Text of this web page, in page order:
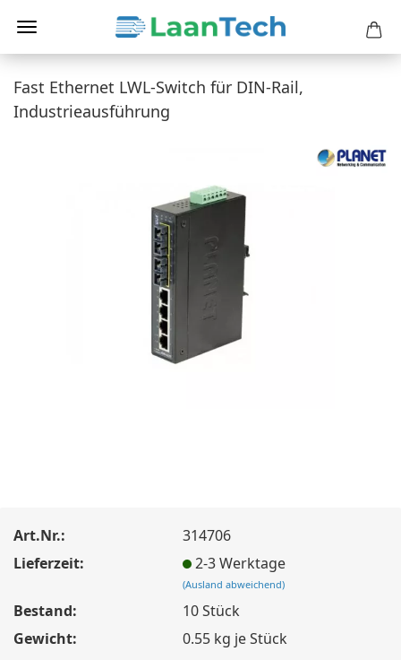
Fast Ethernet LWL-Switch für DIN-Rail,
Industrieausführung
Art.Nr.:
314706
Lieferzeit:
2-3 Werktage
(Ausland abweichend)
Bestand: 10Stück
Gewicht:
0.55 kg je Stück